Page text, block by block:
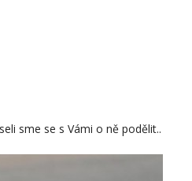
sme se s Vámi o ně podělit..